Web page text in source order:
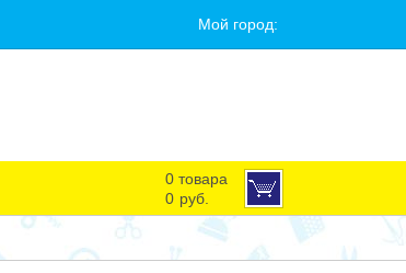
Мой город:
0 товара
0 руб.